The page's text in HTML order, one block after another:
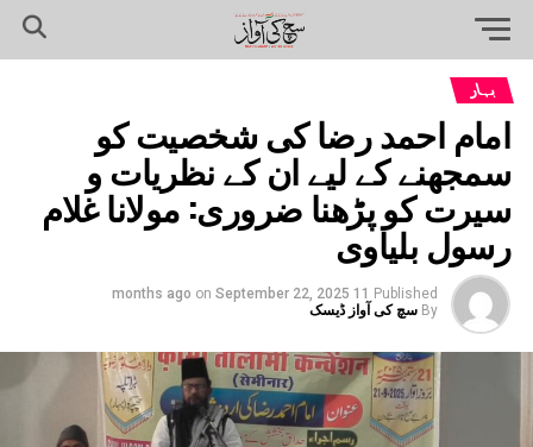
بہار
امام احمد رضا کی شخصیت کو
سمجھنے کے لیے ان کے نظریات و
سیرت کو پڑھنا ضروری: مولانا غلام
رسول بلیاوی
Published
11 months ago
on September 22, 2025
By سچ کی آواز ڈیسک